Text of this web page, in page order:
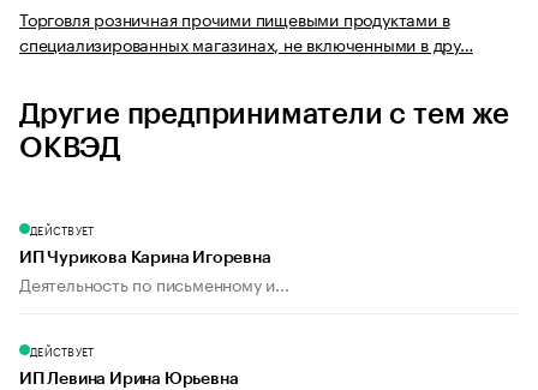
Торговля розничная прочими пищевыми продуктами в
специализированных магазинах, не включенными в дру…
Другие предприниматели с тем же
ОКВЭД
ДЕЙСТВУЕТ
ИП Чурикова Карина Игоревна
Деятельность по письменному и...
ДЕЙСТВУЕТ
ИП Левина Ирина Юрьевна